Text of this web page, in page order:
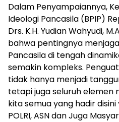
Dalam Penyampaiannya,
Ideologi Pancasila (BPIP)
Drs. K.H. Yudian Wahyudi,
bahwa pentingnya
Pancasila di tengah
semakin kompleks.
tidak hanya menjadi
tetapi juga seluruh elemen
kita semua yang hadir
POLRI, ASN dan Juga